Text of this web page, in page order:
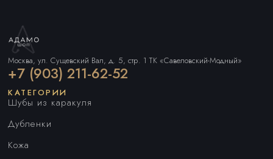
Москва, ул. Сущевский Вал, д. 5, стр. 1 ТК «Савеловский-Модный»
+7 (903) 211-62-52
КАТЕГОРИИ
Шубы из каракуля
Дубленки
Кожа